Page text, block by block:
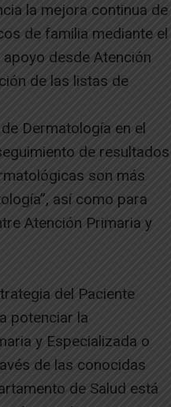
la mejora continua de
de familia mediante el
desde Atención
de las listas de
Dermatología en el
de resultados
son más
así como para
Atención Primaria y
del Paciente
potenciar la
y Especializada o
de las conocidas
de Salud está